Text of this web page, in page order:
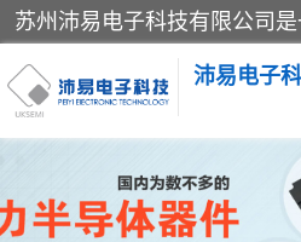
沛易电子
西门康